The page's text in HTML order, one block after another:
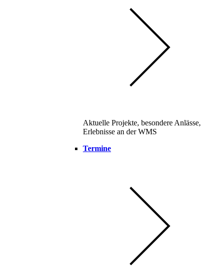
Aktuelle Projekte, besondere Anlässe,
Erlebnisse an der WMS
Termine